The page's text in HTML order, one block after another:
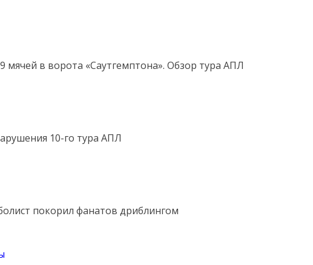
мячей в ворота «Саутгемптона». Обзор тура АПЛ
10-го тура АПЛ
покорил фанатов дриблингом